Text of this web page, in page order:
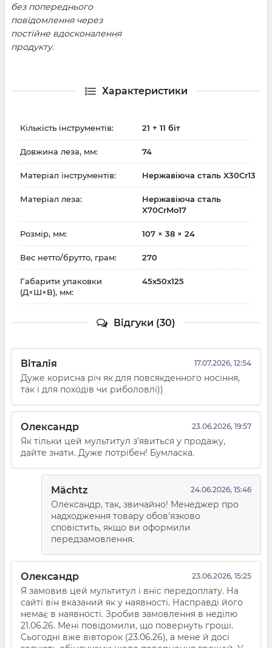
без попереднього
повідомлення через
постійне вдосконалення
продукту.
Характеристики
Кількість інструментів: 21 + 11 біт
Довжина леза, мм: 74
Матеріал інструментів: Нержавіюча сталь X30Cr13
Матеріал леза:
Нержавіюча сталь
X70CrMo17
Розмір, мм: 107 × 38 × 24
Вес нетто/брутто, грам: 270
Габарити упаковки
(Д×Ш×В), мм:
45x50x125
Відгуки (30)
Віталія 17.07.2026, 12:54
Дуже корисна річ як для повсякденного носіння,
так і для походів чи риболовлі))
Олександр 23.06.2026, 19:57
Як тільки цей мультитул з’явиться у продажу,
дайте знати. Дуже потрібен! Бумласка.
Mächtz 24.06.2026, 15:46
Олександр, так, звичайно! Менеджер про
надходження товару обов'язково
сповістить, якщо ви оформили
передзамовлення.
Олександр 23.06.2026, 15:25
Я замовив цей мультитул і вніс передоплату. На
сайті він вказаний як у наявності. Насправді його
немає в наявності. Зробив замовлення в неділю
21.06.26. Мені повідомили, що повернуть гроші.
Сьогодні вже вівторок (23.06.26), а мене й досі